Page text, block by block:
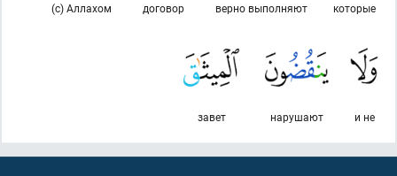
которые
верно выполняют
договор
(с) Аллахом
и не
нарушают
завет